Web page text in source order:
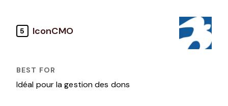
5 IconCMO
Idéal pour la gestion des dons